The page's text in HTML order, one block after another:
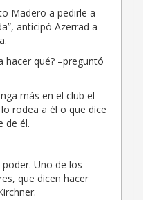
Madero a pedirle a
anticipó Azerrad a
hacer qué? –preguntó
más en el club el
rodea a él o que dice
de él.
Uno de los
que dicen hacer